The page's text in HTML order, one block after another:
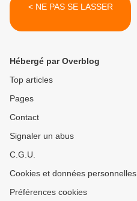
< NE PAS SE LASSER
Hébergé par Overblog
Top articles
Pages
Contact
Signaler un abus
C.G.U.
Cookies et données personnelles
Préférences cookies